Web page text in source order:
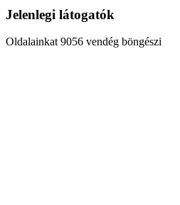
Jelenlegi látogatók
Oldalainkat 9056 vendég böngészi